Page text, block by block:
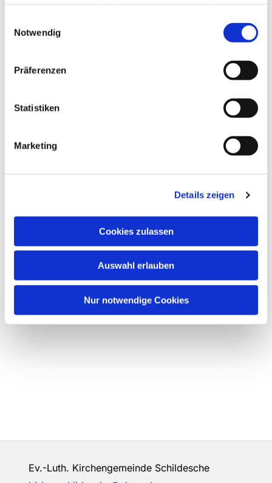
Notwendig
Präferenzen
Statistiken
Marketing
Details zeigen
Cookies zulassen
Auswahl erlauben
Nur notwendige Cookies
Ev.-Luth. Kirchengemeinde Schildesche